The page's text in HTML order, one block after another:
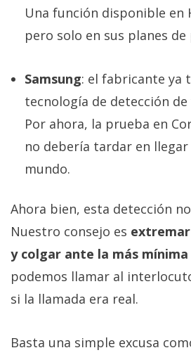
Una función disponible en
pero solo en sus planes de
Samsung: el fabricante ya
tecnología de detección de
Por ahora, la prueba en
no debería tardar en
mundo.
Ahora bien, esta detección
Nuestro consejo es extremar
y colgar ante la más mínima
podemos llamar al
si la llamada era real.
Basta una simple excusa